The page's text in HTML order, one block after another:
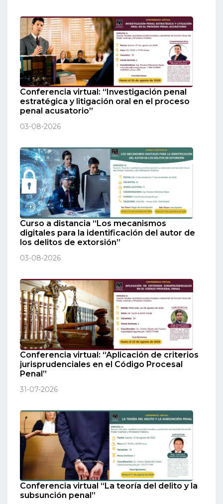
Conferencia virtual: “Investigación penal
estratégica y litigación oral en el proceso
penal acusatorio”
03-08-2026
Curso a distancia “Los mecanismos
digitales para la identificación del autor de
los delitos de extorsión”
03-08-2026
Conferencia virtual: “Aplicación de criterios
jurisprudenciales en el Código Procesal
Penal”
31-07-2026
Conferencia virtual “La teoría del delito y la
subsunción penal”